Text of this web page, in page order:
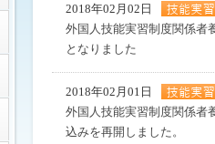
2018年02月02日
外国人技能実習制度関係者
となりました
2018年02月01日
外国人技能実習制度関係者
込みを再開しました。